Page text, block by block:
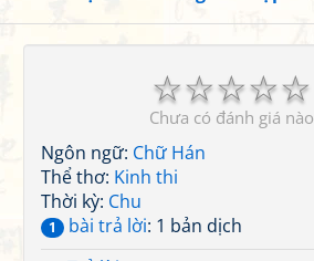
☆
☆
☆
☆
☆
Chưa có đánh giá nào
Ngôn ngữ: Chữ Hán
Thể thơ: Kinh thi
Thời kỳ: Chu
1 bài trả lời: 1 bản dịch